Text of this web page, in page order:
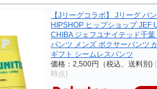
【Jリーグコラボ】 Jリーグ パ
HIPSHOP ヒップショップ JEF
CHIBA ジェフユナイテッド千
パンツ メンズ ボクサーパンツ
ギフト シームレスパンツ
価格：2,500円（税込、送料別)
時点)